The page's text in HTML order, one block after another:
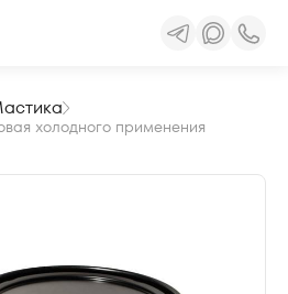
холодного применения